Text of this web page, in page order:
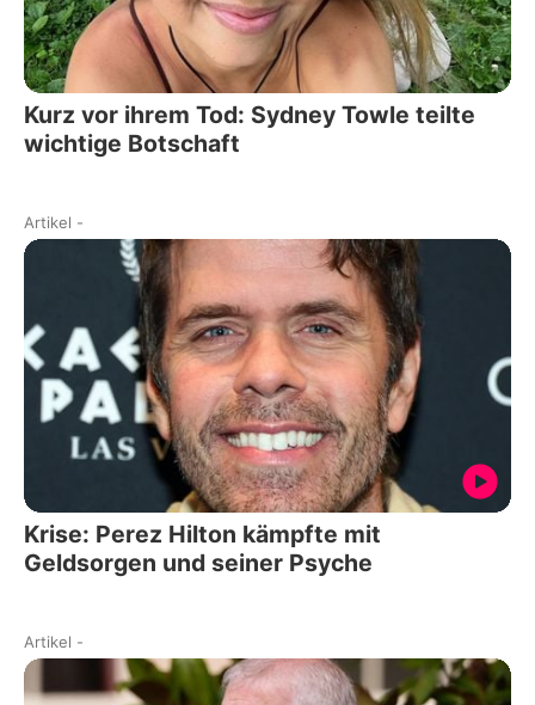
Kurz vor ihrem Tod: Sydney Towle teilte
wichtige Botschaft
Artikel -
Krise: Perez Hilton kämpfte mit
Geldsorgen und seiner Psyche
Artikel -